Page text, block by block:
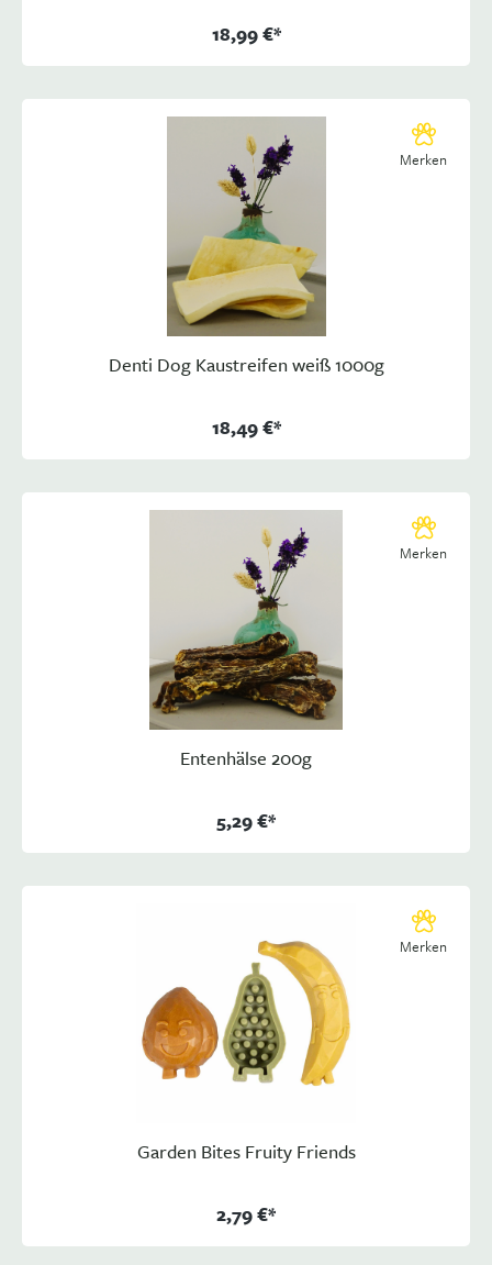
18,99 €*
Merken
Denti Dog Kaustreifen weiß 1000g
18,49 €*
Merken
Entenhälse 200g
5,29 €*
Merken
Garden Bites Fruity Friends
2,79 €*